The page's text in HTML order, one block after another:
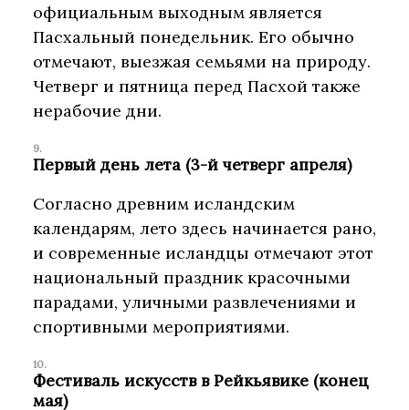
официальным выходным является
Пасхальный понедельник. Его обычно
отмечают, выезжая семьями на природу.
Четверг и пятница перед Пасхой также
нерабочие дни.
Первый день лета (3-й четверг апреля)
Согласно древним исландским
календарям, лето здесь начинается рано,
и современные исландцы отмечают этот
национальный праздник красочными
парадами, уличными развлечениями и
спортивными мероприятиями.
Фестиваль искусств в Рейкьявике (конец
мая)